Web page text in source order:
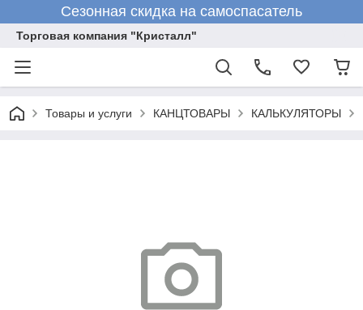
Сезонная скидка на самоспасатель
Торговая компания "Кристалл"
Товары и услуги КАНЦТОВАРЫ КАЛЬКУЛЯТОРЫ